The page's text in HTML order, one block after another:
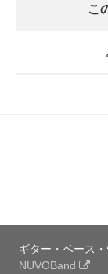
こ
ギター・ベース
NUVOBand